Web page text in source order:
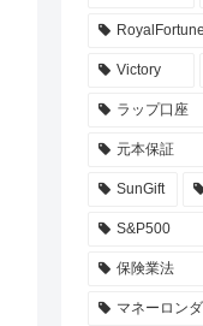
Victory
ラップ口座
元本保証
SunGift
S&P500
保険業法
マネーロン